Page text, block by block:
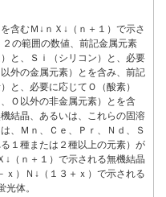
含むＭ↓ｎＸ↓（ｎ＋１）で示さ
の範囲の数値、前記金属元素
と、Ｓｉ（シリコン）と、必要
外の金属元素）とを含み、前記
と、必要に応じてＯ（酸素）
Ｏ以外の非金属元素）とを含
結晶、あるいは、これらの固溶
、Ｍｎ、Ｃｅ、Ｐｒ、Ｎｄ、Ｓ
１種または２種以上の元素）が
↓（ｎ＋１）で示される無機結晶
ｘ）Ｎ↓（１３＋ｘ）で示される
体。